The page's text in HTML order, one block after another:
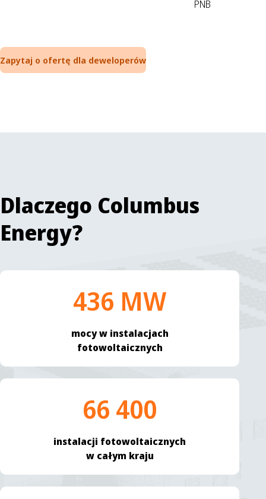
PNB
Zapytaj o ofertę dla deweloperów
Dlaczego Columbus
Energy?
436 MW
mocy w instalacjach
fotowoltaicznych
66 400
instalacji fotowoltaicznych
w całym kraju